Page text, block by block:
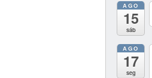
AGO
15
sáb
AGO
17
seg